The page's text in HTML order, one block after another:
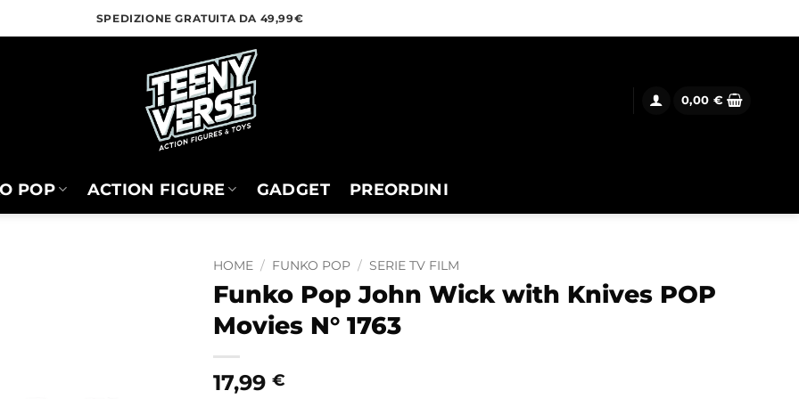
SPEDIZIONE GRATUITA DA 49,99€
0,00 €
POP ACTION FIGURE GADGET PREORDINI
HOME / FUNKO POP / SERIE TV FILM
Funko Pop John Wick with Knives POP
Movies N° 1763
17,99 €